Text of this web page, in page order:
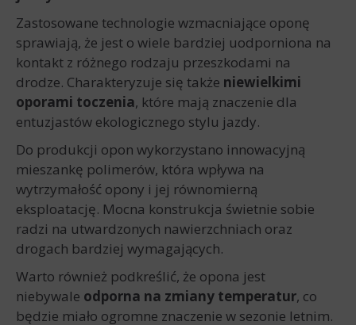
Zastosowane technologie wzmacniające oponę
sprawiają, że jest o wiele bardziej uodporniona na
kontakt z różnego rodzaju przeszkodami na
drodze. Charakteryzuje się także niewielkimi
oporami toczenia, które mają znaczenie dla
entuzjastów ekologicznego stylu jazdy.
Do produkcji opon wykorzystano innowacyjną
mieszankę polimerów, która wpływa na
wytrzymałość opony i jej równomierną
eksploatację. Mocna konstrukcja świetnie sobie
radzi na utwardzonych nawierzchniach oraz
drogach bardziej wymagających.
Warto również podkreślić, że opona jest
niebywale odporna na zmiany temperatur, co
będzie miało ogromne znaczenie w sezonie letnim.